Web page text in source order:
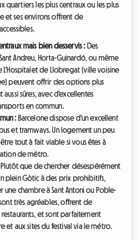
quartiers les plus centraux ou les plus
et ses environs offrent de
mais bien desservis :Des
Andreu, Horta-Guinardó, ou même
L'Hospitalet de Llobregat (ville voisine
peuvent offrir des options plus
sûres, avec d'excellentes
en commun.
:Barcelone dispose d'un excellent
et tramways. Un logement un peu
tout à fait viable si vous êtes à
de métro.
que de chercher désespérément
plein Gòtic à des prix prohibitifs,
une chambre à Sant Antoni ou Poble-
très agréables, offrent de
et sont parfaitement
et aux sites du festival via le métro.